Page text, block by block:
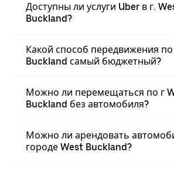
Доступны ли услуги Uber в г.
Buckland?
Какой способ передвижения по
Buckland самый бюджетный?
Можно ли перемещаться по г
Buckland без автомобиля?
Можно ли арендовать
городе West Buckland?